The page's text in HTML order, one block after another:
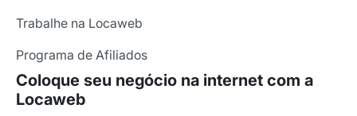
Trabalhe na Locaweb
Programa de Afiliados
Coloque seu negócio na internet com a
Locaweb